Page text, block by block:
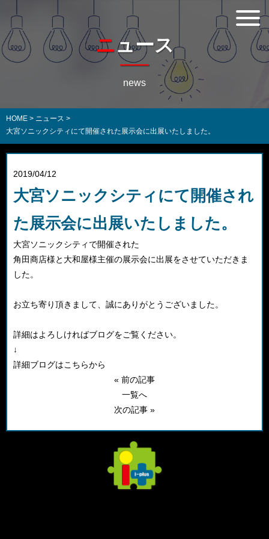
ニュース
news
HOME > ニュース >
大宮ソニックシティにて開催された展示会に出展いたしました。
2019/04/12
大宮ソニックシティにて開催され
た展示会に出展いたしました。
大宮ソニックシティで開催された
角田商店様と大和屋様主催の展示会に出展をさせていただきま
した。
お立ち寄り頂きまして、誠にありがとうございました。
詳細はよろしければブログをご覧ください。
↓
詳細ブログはこちらから
« 前の記事
一覧へ
次の記事 »